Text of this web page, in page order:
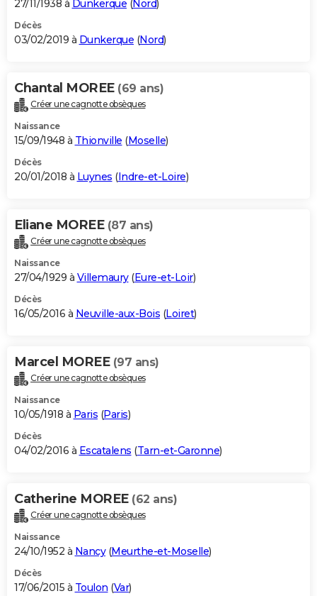
27/11/1938 à Dunkerque (Nord)
Décès
03/02/2019 à Dunkerque (Nord)
Chantal MOREE (69 ans)
Créer une cagnotte obsèques
Naissance
15/09/1948 à Thionville (Moselle)
Décès
20/01/2018 à Luynes (Indre-et-Loire)
Eliane MOREE (87 ans)
Créer une cagnotte obsèques
Naissance
27/04/1929 à Villemaury(Eure-et-Loir)
Décès
16/05/2016 à Neuville-aux-Bois (Loiret)
Marcel MOREE (97 ans)
Créer une cagnotte obsèques
Naissance
10/05/1918 à Paris (Paris)
Décès
04/02/2016 à Escatalens (Tarn-et-Garonne)
Catherine MOREE (62 ans)
Créer une cagnotte obsèques
Naissance
24/10/1952 à Nancy(Meurthe-et-Moselle)
Décès
17/06/2015 à Toulon (Var)